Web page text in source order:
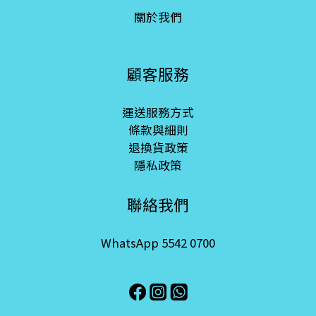
關於我們
顧客服務
運送服務方式
條款與細則
退換貨政策
隱私政策
聯絡我們
WhatsApp 5542 0700